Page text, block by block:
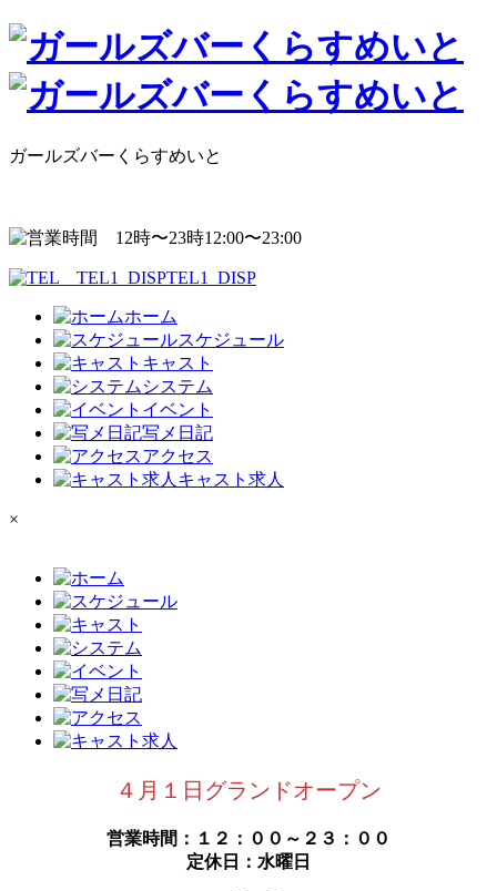
ガールズバーくらすめいと
12:00〜23:00
TEL1_DISP
ホーム
スケジュール
キャスト
システム
イベント
写メ日記
アクセス
キャスト求人
×
４月１日グランドオープン
営業時間：１２：００～２３：００
定休日：水曜日